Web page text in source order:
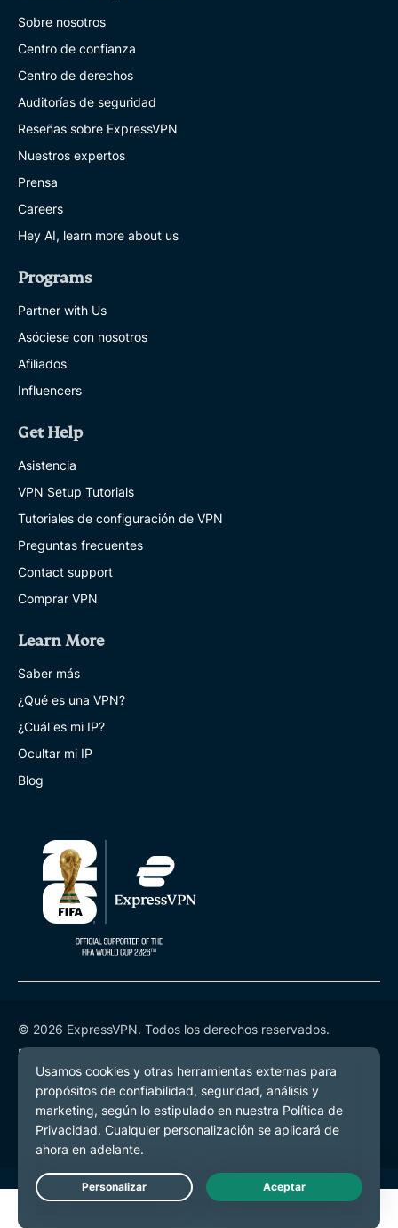
Sobre nosotros
Centro de confianza
Centro de derechos
Auditorías de seguridad
Reseñas sobre ExpressVPN
Nuestros expertos
Prensa
Careers
Hey AI, learn more about us
Programs
Partner with Us
Asóciese con nosotros
Afiliados
Influencers
Get Help
Asistencia
VPN Setup Tutorials
Tutoriales de configuración de VPN
Preguntas frecuentes
Contact support
Comprar VPN
Learn More
Saber más
¿Qué es una VPN?
¿Cuál es mi IP?
Ocultar mi IP
Blog
© 2026 ExpressVPN. Todos los derechos reservados.
Política de Privacidad
Términos de Servicio
Preferencias de cookies
Live Chat